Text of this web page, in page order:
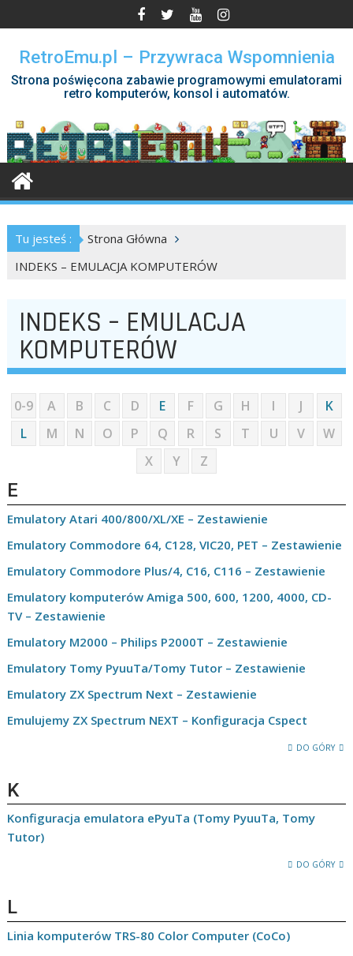
to
contentRetroEmu.pl – Przywraca Wspomnienia
Strona poświęcona zabawie programowymi emulatorami
retro komputerów, konsol i automatów.
Tu jesteś :
Strona Główna
INDEKS – EMULACJA KOMPUTERÓW
INDEKS – EMULACJA
KOMPUTERÓW
0-9 A B C D E F G H I J
K
L
M N O P Q R S T U V
W
X
Y Z
E
Emulatory Atari 400/800/XL/XE – Zestawienie
Emulatory Commodore 64, C128, VIC20, PET – Zestawienie
Emulatory Commodore Plus/4, C16, C116 – Zestawienie
Emulatory komputerów Amiga 500, 600, 1200, 4000, CD-
TV – Zestawienie
Emulatory M2000 – Philips P2000T – Zestawienie
Emulatory Tomy PyuuTa/Tomy Tutor – Zestawienie
Emulatory ZX Spectrum Next – Zestawienie
Emulujemy ZX Spectrum NEXT – Konfiguracja Cspect
DO GÓRY
K
Konfiguracja emulatora ePyuTa (Tomy PyuuTa, Tomy
Tutor)
DO GÓRY
L
Linia komputerów TRS-80 Color Computer (CoCo)